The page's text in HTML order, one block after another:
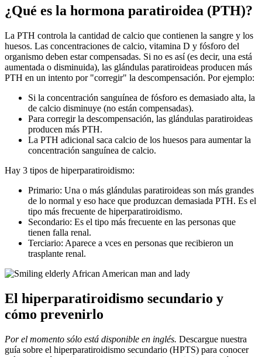
¿Qué es la hormona paratiroidea (PTH)?
La PTH controla la cantidad de calcio que contienen la sangre y los
huesos. Las concentraciones de calcio, vitamina D y fósforo del
organismo deben estar compensadas. Si no es así (es decir, una está
aumentada o disminuida), las glándulas paratiroideas producen más
PTH en un intento por "corregir" la descompensación. Por ejemplo:
Si la concentración sanguínea de fósforo es demasiado alta, la
de calcio disminuye (no están compensadas).
Para corregir la descompensación, las glándulas paratiroideas
producen más PTH.
La PTH adicional saca calcio de los huesos para aumentar la
concentración sanguínea de calcio.
Hay 3 tipos de hiperparatiroidismo:
Primario: Una o más glándulas paratiroideas son más grandes
de lo normal y eso hace que produzcan demasiada PTH. Es el
tipo más frecuente de hiperparatiroidismo.
Secondario: Es el tipo más frecuente en las personas que
tienen falla renal.
Terciario: Aparece a vces en personas que recibieron un
trasplante renal.
El hiperparatiroidismo secundario y
cómo prevenirlo
Por el momento sólo está disponible en inglés. Descargue nuestra
guía sobre el hiperparatiroidismo secundario (HPTS) para conocer